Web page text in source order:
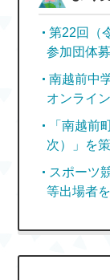
第22回（
参加団体
南越前中
オンライ
「南越前
次）」を
スポーツ
等出場者